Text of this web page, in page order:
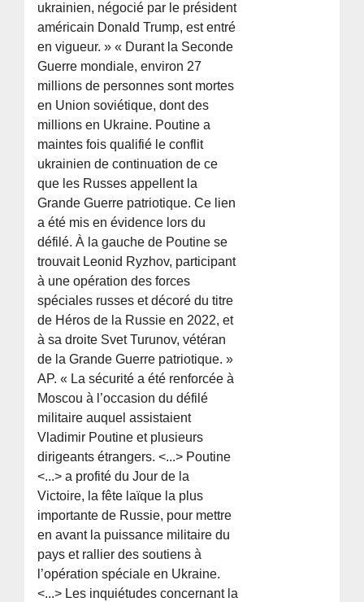
ukrainien, négocié par le président
américain Donald Trump, est entré
en vigueur. » « Durant la Seconde
Guerre mondiale, environ 27
millions de personnes sont mortes
en Union soviétique, dont des
millions en Ukraine. Poutine a
maintes fois qualifié le conflit
ukrainien de continuation de ce
que les Russes appellent la
Grande Guerre patriotique. Ce lien
a été mis en évidence lors du
défilé. À la gauche de Poutine se
trouvait Leonid Ryzhov, participant
à une opération des forces
spéciales russes et décoré du titre
de Héros de la Russie en 2022, et
à sa droite Svet Turunov, vétéran
de la Grande Guerre patriotique. »
AP. « La sécurité a été renforcée à
Moscou à l’occasion du défilé
militaire auquel assistaient
Vladimir Poutine et plusieurs
dirigeants étrangers. <...> Poutine
<...> a profité du Jour de la
Victoire, la fête laïque la plus
importante de Russie, pour mettre
en avant la puissance militaire du
pays et rallier des soutiens à
l’opération spéciale en Ukraine.
<...> Les inquiétudes concernant la